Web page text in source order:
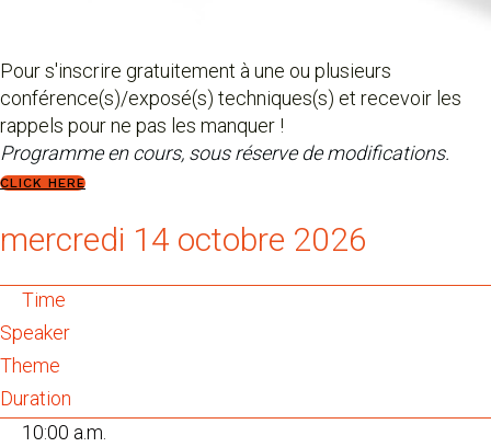
Pour s'inscrire gratuitement à une ou plusieurs
conférence(s)/exposé(s) techniques(s) et recevoir les
rappels pour ne pas les manquer !
Programme en cours, sous réserve de modifications.
CLICK HERE
mercredi 14 octobre 2026
Time
Speaker
Theme
Duration
10:00 a.m.